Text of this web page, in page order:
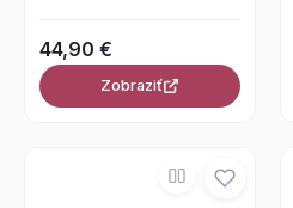
44,90 €
Zobraziť